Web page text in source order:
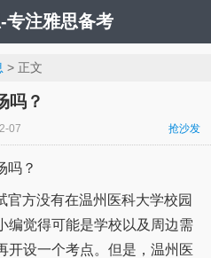
专注雅思备考
> 正文
吗？
07 抢沙发
吗？
官方没有在温州医科大学校园
编觉得可能是学校以及周边需
开设一个考点。但是，温州医